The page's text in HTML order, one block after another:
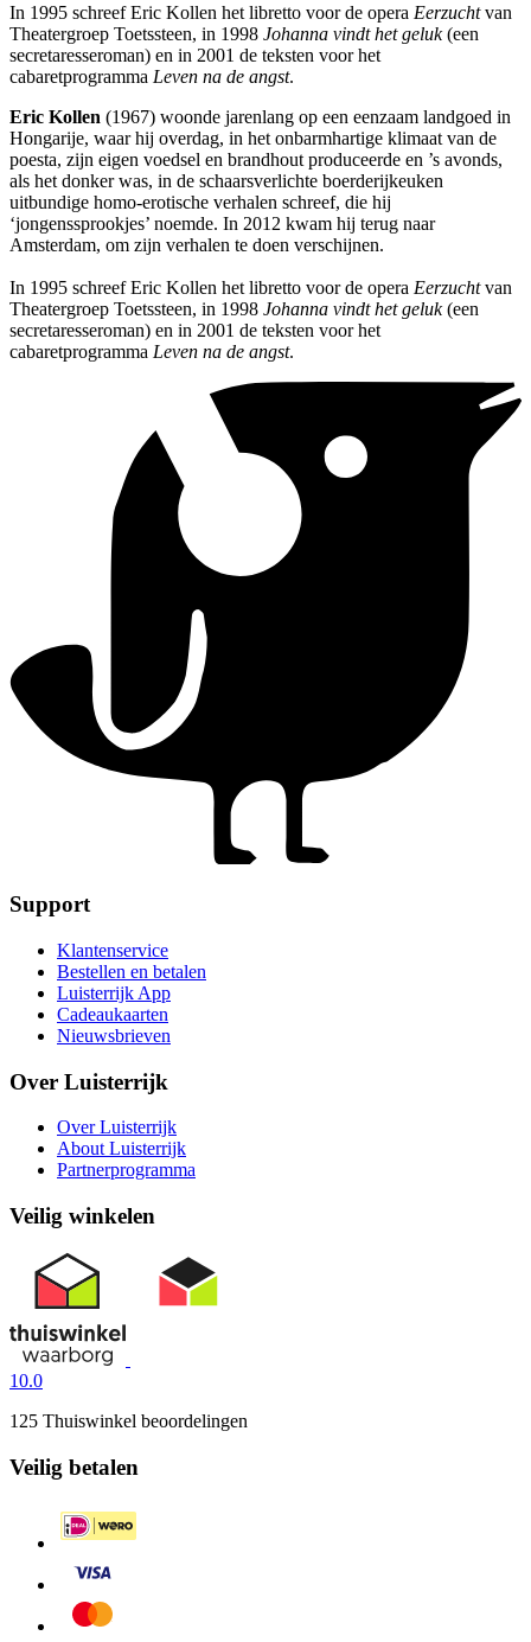
In 1995 schreef Eric Kollen het libretto voor de opera Eerzuchtvan
Theatergroep Toetssteen, in 1998 Johanna vindt het geluk(een
secretaresseroman) en in 2001 de teksten voor het
cabaretprogramma Leven na de angst.
Eric Kollen (1967) woonde jarenlang op een eenzaam landgoed in
Hongarije, waar hij overdag, in het onbarmhartige klimaat van de
poesta, zijn eigen voedsel en brandhout produceerde en ’s avonds,
als het donker was, in de schaarsverlichte boerderijkeuken
uitbundige homo-erotische verhalen schreef, die hij
‘jongenssprookjes’ noemde. In 2012 kwam hij terug naar
Amsterdam, om zijn verhalen te doen verschijnen.
In 1995 schreef Eric Kollen het libretto voor de opera Eerzuchtvan
Theatergroep Toetssteen, in 1998 Johanna vindt het geluk(een
secretaresseroman) en in 2001 de teksten voor het
cabaretprogramma Leven na de angst.
Support
Klantenservice
Bestellen en betalen
Luisterrijk App
Cadeaukaarten
Nieuwsbrieven
Over Luisterrijk
Over Luisterrijk
About Luisterrijk
Partnerprogramma
Veilig winkelen
10.0
125 Thuiswinkel beoordelingen
Veilig betalen